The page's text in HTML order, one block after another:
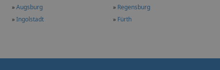
»Augsburg » Regensburg
»Ingolstadt » Fürth